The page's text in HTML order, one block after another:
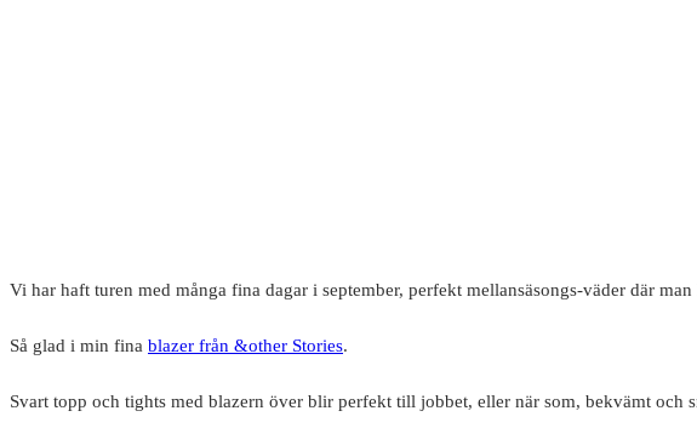
Vi har haft turen med många fina dagar i september, perfekt mellansäsongs-väder där
Så glad i min fina blazer från &other Stories.
Svart topp och tights med blazern över blir perfekt till jobbet, eller när som, bekvämt och